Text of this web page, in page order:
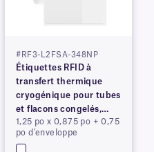
#RF3-L2FSA-348NP
Étiquettes RFID à
transfert thermique
cryogénique pour tubes
et flacons congelés,
brevetées
1,25 po x 0,875 po + 0,75
po d'enveloppe